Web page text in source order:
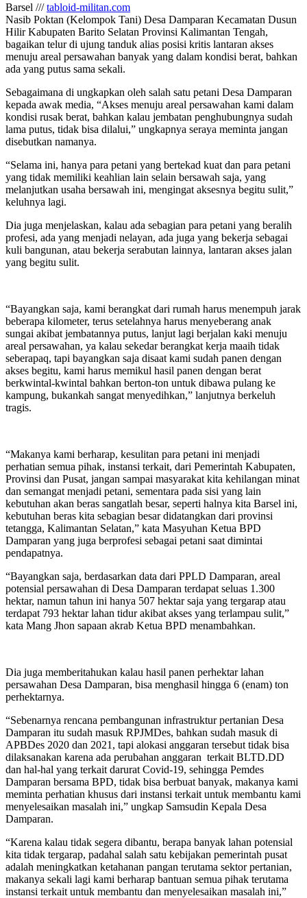
Barsel ///tabloid-militan.com
Nasib Poktan (Kelompok Tani) Desa Damparan Kecamatan Dusun
Hilir Kabupaten Barito Selatan Provinsi Kalimantan Tengah,
bagaikan telur di ujung tanduk alias posisi kritis lantaran akses
menuju areal persawahan banyak yang dalam kondisi berat, bahkan
ada yang putus sama sekali.
Sebagaimana di ungkapkan oleh salah satu petani Desa Damparan
kepada awak media, “Akses menuju areal persawahan kami dalam
kondisi rusak berat, bahkan kalau jembatan penghubungnya sudah
lama putus, tidak bisa dilalui,” ungkapnya seraya meminta jangan
disebutkan namanya.
“Selama ini, hanya para petani yang bertekad kuat dan para petani
yang tidak memiliki keahlian lain selain bersawah saja, yang
melanjutkan usaha bersawah ini, mengingat aksesnya begitu sulit,”
keluhnya lagi.
Dia juga menjelaskan, kalau ada sebagian para petani yang beralih
profesi, ada yang menjadi nelayan, ada juga yang bekerja sebagai
kuli bangunan, atau bekerja serabutan lainnya, lantaran akses jalan
yang begitu sulit.
“Bayangkan saja, kami berangkat dari rumah harus menempuh jarak
beberapa kilometer, terus setelahnya harus menyeberang anak
sungai akibat jembatannya putus, lanjut lagi berjalan kaki menuju
areal persawahan, ya kalau sekedar berangkat kerja maaih tidak
seberapaq, tapi bayangkan saja disaat kami sudah panen dengan
akses begitu, kami harus memikul hasil panen dengan berat
berkwintal-kwintal bahkan berton-ton untuk dibawa pulang ke
kampung, bukankah sangat menyedihkan,” lanjutnya berkeluh
tragis.
“Makanya kami berharap, kesulitan para petani ini menjadi
perhatian semua pihak, instansi terkait, dari Pemerintah Kabupaten,
Provinsi dan Pusat, jangan sampai masyarakat kita kehilangan minat
dan semangat menjadi petani, sementara pada sisi yang lain
kebutuhan akan beras sangatlah besar, seperti halnya kita Barsel ini,
kebutuhan beras kita sebagian besar didatangkan dari provinsi
tetangga, Kalimantan Selatan,” kata Masyuhan Ketua BPD
Damparan yang juga berprofesi sebagai petani saat dimintai
pendapatnya.
“Bayangkan saja, berdasarkan data dari PPLD Damparan, areal
potensial persawahan di Desa Damparan terdapat seluas 1.300
hektar, namun tahun ini hanya 507 hektar saja yang tergarap atau
terdapat 793 hektar lahan tidur akibat akses yang terlampau sulit,”
kata Mang Jhon sapaan akrab Ketua BPD menambahkan.
Dia juga memberitahukan kalau hasil panen perhektar lahan
persawahan Desa Damparan, bisa menghasil hingga 6 (enam) ton
perhektarnya.
“Sebenarnya rencana pembangunan infrastruktur pertanian Desa
Damparan itu sudah masuk RPJMDes, bahkan sudah masuk di
APBDes 2020 dan 2021, tapi alokasi anggaran tersebut tidak bisa
dilaksanakan karena ada perubahan anggaran terkait BLTD.DD
dan hal-hal yang terkait darurat Covid-19, sehingga Pemdes
Damparan bersama BPD, tidak bisa berbuat banyak, makanya kami
meminta perhatian khusus dari instansi terkait untuk membantu kami
menyelesaikan masalah ini,” ungkap Samsudin Kepala Desa
Damparan.
“Karena kalau tidak segera dibantu, berapa banyak lahan potensial
kita tidak tergarap, padahal salah satu kebijakan pemerintah pusat
adalah meningkatkan ketahanan pangan terutama sektor pertanian,
makanya sekali lagi kami berharap bantuan semua pihak terutama
instansi terkait untuk membantu dan menyelesaikan masalah ini,”